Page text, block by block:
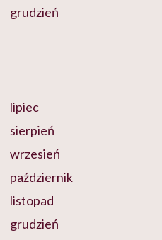
grudzień
lipiec
sierpień
wrzesień
październik
listopad
grudzień